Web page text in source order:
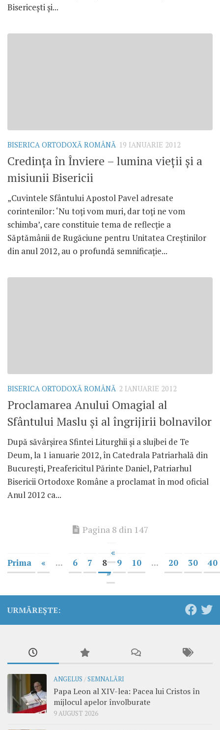
Bisericeşti şi...
BISERICA ORTODOXĂ ROMÂNĂ 19 IANUARIE 2012
Credinţa în Înviere – lumina vieţii şi a
misiunii Bisericii
„Cuvintele Sfântului Apostol Pavel adresate
corintenilor: ‘Nu toţi vom muri, dar toţi ne vom
schimba’, care constituie tema de reflecţie a
Săptămânii de Rugăciune pentru Unitatea Creştinilor
din anul 2012, au o profundă semnificaţie...
BISERICA ORTODOXĂ ROMÂNĂ 2 IANUARIE 2012
Proclamarea Anului Omagial al
Sfântului Maslu şi al îngrijirii bolnavilor
După săvârşirea Sfintei Liturghii şi a slujbei de Te
Deum, la 1 ianuarie 2012, în Catedrala Patriarhală din
Bucureşti, Preafericitul Părinte Daniel, Patriarhul
Bisericii Ortodoxe Române a proclamat în mod oficial
Anul 2012 ca...
Pagina 8 din 147
«
Prima
« ... 6 7 8 9 10 ... 20 30
40
»
URMĂREȘTE:
ANGELUS /SEMNALĂRI
Papa Leon al XIV-lea: Pacea lui Cristos în
mijlocul apelor învolburate
9 AUGUST 2026